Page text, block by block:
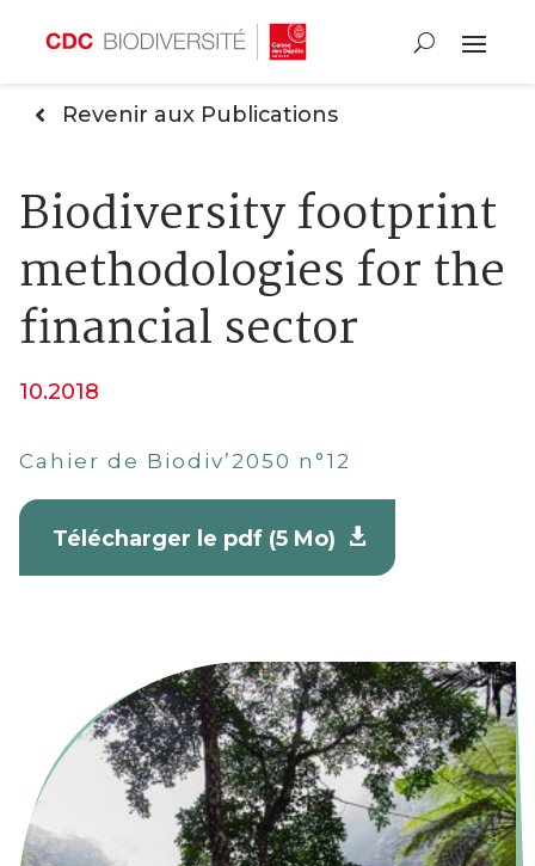
Revenir aux Publications
Biodiversity footprint
methodologies for the
financial sector
10.2018
Cahier de Biodiv’2050 n°12
Télécharger le pdf (5 Mo)